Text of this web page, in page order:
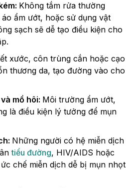
Không tắm rửa thường
ẩm ướt, hoặc sử dụng vật
sạch sẽ dễ tạo điều kiện cho
xước, côn trùng cắn hoặc cạo
thương da, tạo đường vào cho
mồ hôi: Môi trường ẩm ướt,
là điều kiện lý tưởng để mụn
Những người có hệ miễn dịch
tiểu đường, HIV/AIDS hoặc
chế miễn dịch dễ bị mụn nhọt